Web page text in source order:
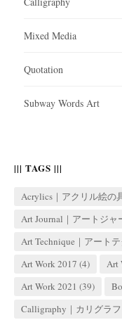
Mixed Media
Quotation
Subway Words Art
||| TAGS |||
Acrylics｜アクリル絵の
Art Journal｜アートジャ
Art Technique｜アート
Art Work 2017 (4) Art
Art Work 2021 (39)
Calligraphy｜カリグラ